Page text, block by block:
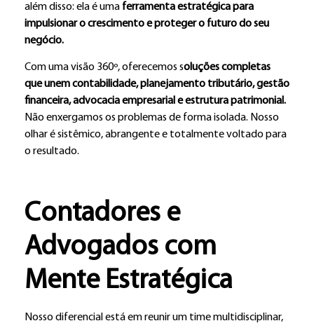
além disso: ela é uma ferramenta estratégica para
impulsionar o crescimento e proteger o futuro do seu
negócio.
Com uma visão 360º, oferecemos soluções completas
que unem contabilidade, planejamento tributário, gestão
financeira, advocacia empresarial e estrutura patrimonial.
Não enxergamos os problemas de forma isolada. Nosso
olhar é sistêmico, abrangente e totalmente voltado para
o resultado.
Contadores e
Advogados com
Mente Estratégica
Nosso diferencial está em reunir um time multidisciplinar,